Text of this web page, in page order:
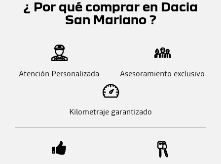
¿ Por qué comprar en Dacia
San Mariano ?
Atención Personalizada Asesoramiento exclusivo
Kilometraje garantizado